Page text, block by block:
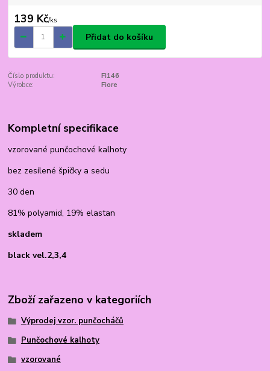
139 Kč/ks
Přidat do košíku
Číslo produktu:
FI146
Výrobce:
Fiore
Kompletní specifikace
vzorované punčochové kalhoty
bez zesílené špičky a sedu
30 den
81% polyamid, 19% elastan
skladem
black vel.2,3,4
Zboží zařazeno v kategoriích
Výprodej vzor. punčocháčů
Punčochové kalhoty
vzorované